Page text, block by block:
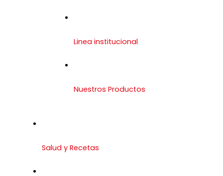
Linea institucional
Nuestros Productos
Salud y Recetas